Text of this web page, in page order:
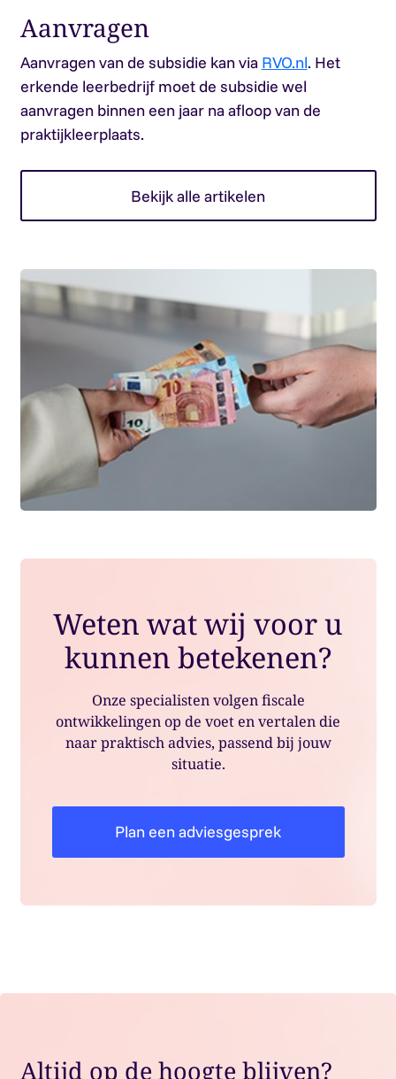
Aanvragen
Aanvragen van de subsidie kan via RVO.nl. Het
erkende leerbedrijf moet de subsidie wel
aanvragen binnen een jaar na afloop van de
praktijkleerplaats.
Bekijk alle artikelen
Weten wat wij voor u
kunnen betekenen?
Onze specialisten volgen fiscale
ontwikkelingen op de voet en vertalen die
naar praktisch advies, passend bij jouw
situatie.
Plan een adviesgesprek
Altijd op de hoogte blijven?